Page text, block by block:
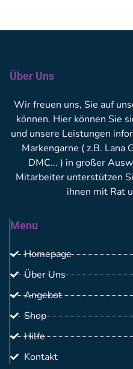
Über Uns
Wir freuen uns, Sie auf
können. Hier können Sie
und unsere Leistungen
Markengarne ( z.B. Lana
DMC... ) in großer
Mitarbeiter unterstützen
ihnen mit Rat
Menu
Homepage
Über Uns
Angebot
Shop
Hilfe
Kontakt